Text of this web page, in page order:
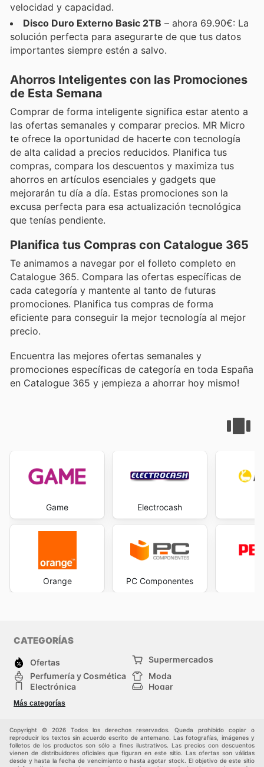
velocidad y capacidad.
Disco Duro Externo Basic 2TB – ahora 69.90€: La
solución perfecta para asegurarte de que tus datos
importantes siempre estén a salvo.
Ahorros Inteligentes con las Promociones
de Esta Semana
Comprar de forma inteligente significa estar atento a
las ofertas semanales y comparar precios. MR Micro
te ofrece la oportunidad de hacerte con tecnología
de alta calidad a precios reducidos. Planifica tus
compras, compara los descuentos y maximiza tus
ahorros en artículos esenciales y gadgets que
mejorarán tu día a día. Estas promociones son la
excusa perfecta para esa actualización tecnológica
que tenías pendiente.
Planifica tus Compras con Catalogue 365
Te animamos a navegar por el folleto completo en
Catalogue 365. Compara las ofertas específicas de
cada categoría y mantente al tanto de futuras
promociones. Planifica tus compras de forma
eficiente para conseguir la mejor tecnología al mejor
precio.
Encuentra las mejores ofertas semanales y
promociones específicas de categoría en toda España
en Catalogue 365 y ¡empieza a ahorrar hoy mismo!
Game
Orange
Electrocash
PC Componentes
CATEGORÍAS
Ofertas
Supermercados
Perfumería y Cosmética
Moda
Electrónica
Hogar
Deporte
Juguetes y bebés
Más categorías
Copyright © 2026 Todos los derechos reservados. Queda prohibido copiar o
reproducir los textos sin acuerdo escrito de antemano. Las fotografías, imágenes y
folletos de los productos son sólo a fines ilustrativos. Las precios con descuentos
vienen de distribuidores oficiales que figuran en este sitio. Las ofertas son válidas
desde y hasta la fecha de vencimiento o hasta agotar stock. El objetivo de este sitio